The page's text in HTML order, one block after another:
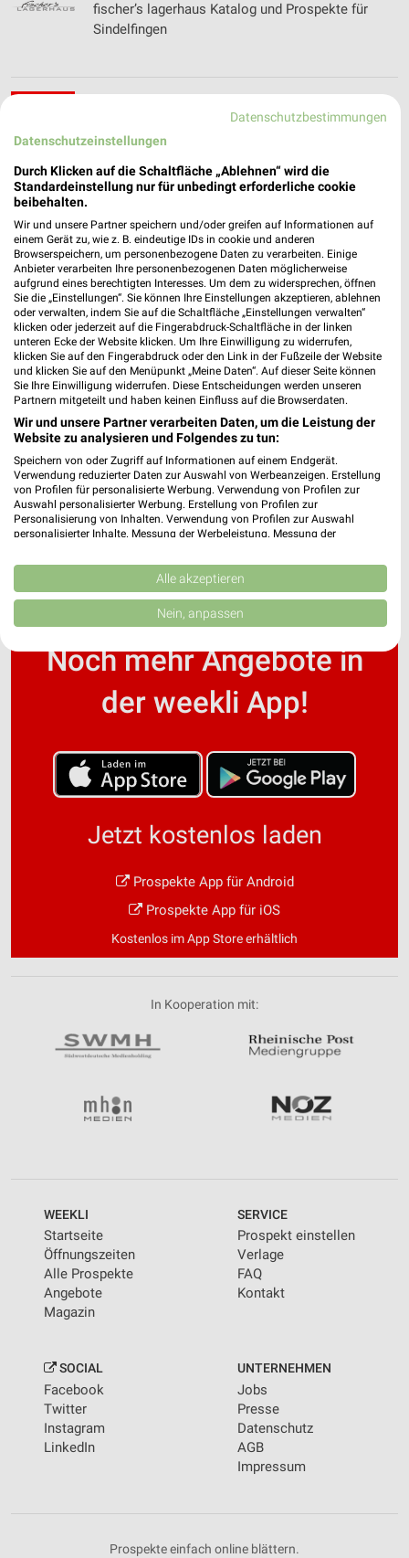
fischer’s lagerhaus Katalog und Prospekte für
Sindelfingen
FitWell Filialen & Öffnungszeiten für Gerabronn
FOTOPROFI Filialen & Öffnungszeiten für Ulm
Fressnapf - aktueller Prospekt mit Angeboten für
Geislingen an der Steige
FRISTO Online Prospekt für Münsingen
Noch mehr Angebote in
der weekli App!
Jetzt kostenlos laden
Prospekte App für Android
Prospekte App für iOS
Kostenlos im App Store erhältlich
In Kooperation mit:
WEEKLI
Startseite
Öffnungszeiten
Alle Prospekte
Angebote
Magazin
SERVICE
Prospekt einstellen
Verlage
FAQ
Kontakt
SOCIAL
Facebook
Twitter
Instagram
LinkedIn
UNTERNEHMEN
Jobs
Presse
Datenschutz
AGB
Impressum
Prospekte einfach online blättern.
Datenschutzbestimmungen
Datenschutzeinstellungen
Durch Klicken auf die Schaltfläche „Ablehnen“ wird die
Standardeinstellung nur für unbedingt erforderliche cookie
beibehalten.
Wir und unsere Partner speichern und/oder greifen auf Informationen auf
einem Gerät zu, wie z. B. eindeutige IDs in cookie und anderen
Browserspeichern, um personenbezogene Daten zu verarbeiten. Einige
Anbieter verarbeiten Ihre personenbezogenen Daten möglicherweise
aufgrund eines berechtigten Interesses. Um dem zu widersprechen, öffnen
Sie die „Einstellungen“. Sie können Ihre Einstellungen akzeptieren, ablehnen
oder verwalten, indem Sie auf die Schaltfläche „Einstellungen verwalten“
klicken oder jederzeit auf die Fingerabdruck-Schaltfläche in der linken
unteren Ecke der Website klicken. Um Ihre Einwilligung zu widerrufen,
klicken Sie auf den Fingerabdruck oder den Link in der Fußzeile der Website
und klicken Sie auf den Menüpunkt „Meine Daten“. Auf dieser Seite können
Sie Ihre Einwilligung widerrufen. Diese Entscheidungen werden unseren
Partnern mitgeteilt und haben keinen Einfluss auf die Browserdaten.
Wir und unsere Partner verarbeiten Daten, um die Leistung der
Website zu analysieren und Folgendes zu tun:
Speichern von oder Zugriff auf Informationen auf einem Endgerät.
Verwendung reduzierter Daten zur Auswahl von Werbeanzeigen. Erstellung
von Profilen für personalisierte Werbung. Verwendung von Profilen zur
Auswahl personalisierter Werbung. Erstellung von Profilen zur
Personalisierung von Inhalten. Verwendung von Profilen zur Auswahl
personalisierter Inhalte. Messung der Werbeleistung. Messung der
Kombinationen von Daten aus verschiedenen Quellen. Entwicklung und
Verbesserung der Angebote. Verwendung reduzierter Daten zur Auswahl
von Inhalten.
Daten können außerhalb der Europäischen Union weitergegeben und in die
Website/App.
Wir nutzen Ihre Daten für folgende Zwecke:
Speichern von oder Zugriff auf Informationen
auf einem Endgerät
Werbeanzeigen
Verwendung von Profilen zur Auswahl
personalisierter Inhalte
Messung der Performance von Inhalten
Entwicklung und Verbesserung der Angebote
Verwendung reduzierter Daten zur Auswahl von
Inhalten
IAB-Besonderheiten:
Geräte anhand von aktiv angeforderten
Nicht-IAB-Verarbeitungszwecke:
Notwendig
Alle akzeptieren
Nein, anpassen